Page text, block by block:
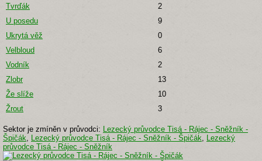
Tvrďák
2
U posedu
9
Ukrytá věž
0
Velbloud
6
Vodník
2
Zlobr
13
Že slíže
10
Žrout
3
Sektor je zmíněn v průvodci: Lezecký průvodce Tisá - Rájec - Sněžník -
Špičák, Lezecký průvodce Tisá - Rájec - Sněžník - Špičák, Lezecký
průvodce Tisá - Rájec - Sněžník